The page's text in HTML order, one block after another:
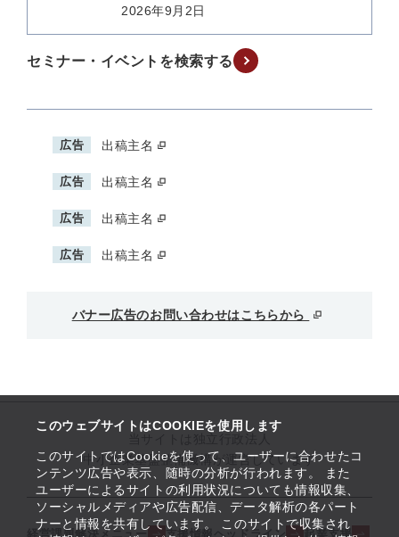
このウェブサイトはCOOKIEを使用します
このサイトではCookieを使って、ユーザーに合わせたコ
ンテンツ広告や表示、随時の分析が行われます。 また
ユーザーによるサイトの利用状況についても情報収集、
ソーシャルメディアや広告配信、データ解析の各パート
ナーと情報を共有しています。 このサイトで収集され
2026年9月2日
セミナー・イベントを検索する
広告 出稿主名
広告 出稿主名
広告 出稿主名
広告 出稿主名
バナー広告のお問い合わせはこちらから
中小企業基盤整備機構が運営しています
経営課題解決メニュー 支援情報ヘッドライン 起業支援